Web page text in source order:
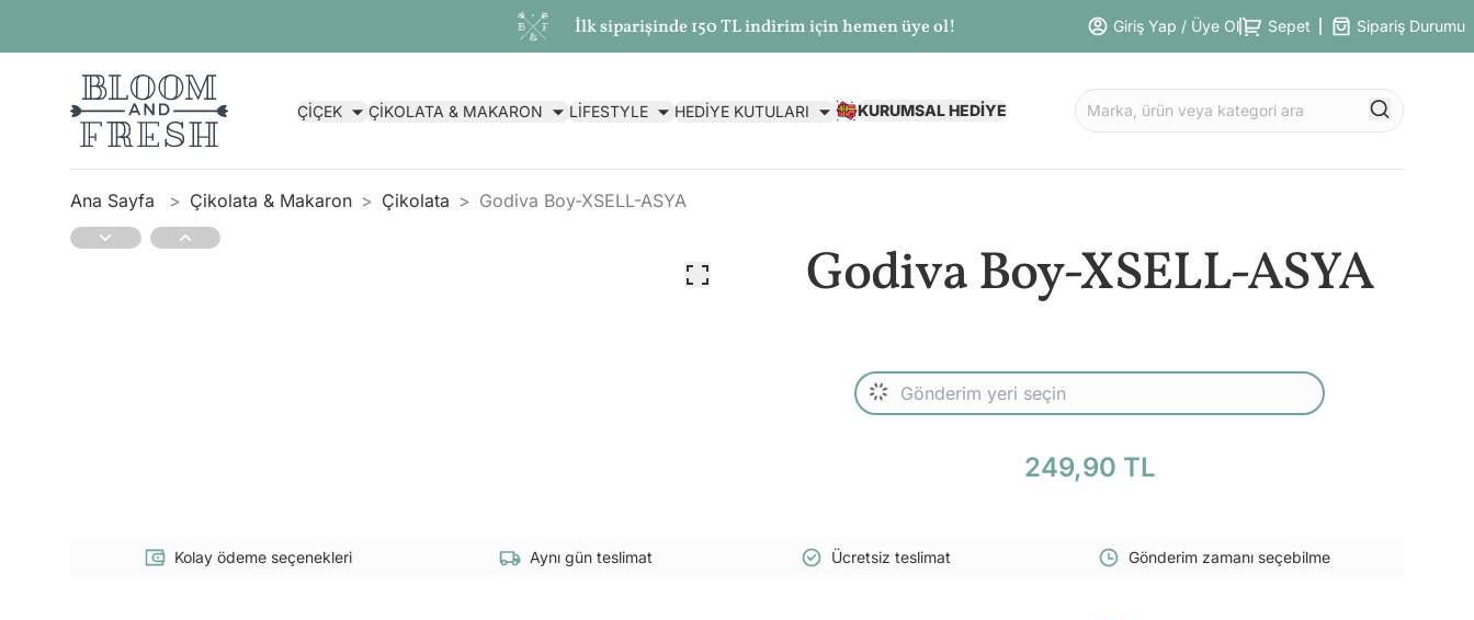
İlk siparişinde 150 TL indirim için hemen üye ol! Giriş Yap / Üye Ol Sepet Sipariş Durumu
ÇİÇEK ÇİKOLATA & MAKARON LİFESTYLE HEDİYE KUTULARI KURUMSAL HEDİYE
Ana Sayfa Çikolata & Makaron Çikolata Godiva Boy-XSELL-ASYA
Godiva Boy-XSELL-ASYA
249,90 TL
Kolay ödeme seçenekleri Aynı gün teslimat Ücretsiz teslimat Gönderim zamanı seçebilme